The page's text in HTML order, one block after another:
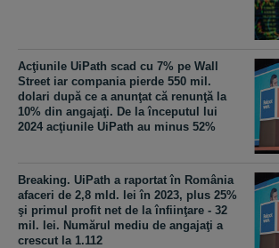
Acţiunile UiPath scad cu 7% pe Wall
Street iar compania pierde 550 mil.
dolari după ce a anunţat că renunţă la
10% din angajaţi. De la începutul lui
2024 acţiunile UiPath au minus 52%
Breaking. UiPath a raportat în România
afaceri de 2,8 mld. lei în 2023, plus 25%
şi primul profit net de la înfiinţare - 32
mil. lei. Numărul mediu de angajaţi a
crescut la 1.112